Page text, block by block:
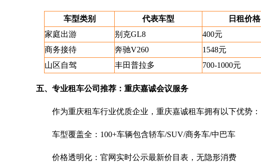
车型类别 代表车型 日租价格
家庭出游
别克GL8 400元
商务接待
奔驰V260 1548元
山区自驾
丰田普拉多 700-1000元
五、专业租车公司推荐：重庆嘉诚会议服务
作为重庆租车行业优质企业，重庆嘉诚租车拥有以下优势：
车型覆盖全：100+车辆包含轿车/SUV/商务车/中巴车
价格透明化：官网实时公示最新价目表，无隐形消费